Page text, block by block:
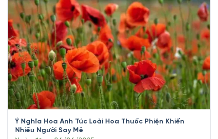
Ý Nghĩa Hoa Anh Túc Loài Hoa Thuốc Phiện Khiến
Nhiều Người Say Mê